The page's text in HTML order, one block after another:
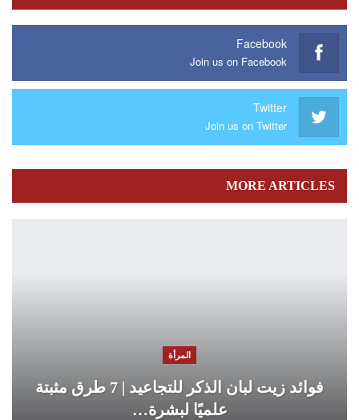
Facebook
Join us on Facebook
Twitter
Join us on Twitter
MORE ARTICLES
المرأة
فوائد زيت لبان الذكر للتجاعيد | 7 طرق مثبتة
علميًا لبشرة…